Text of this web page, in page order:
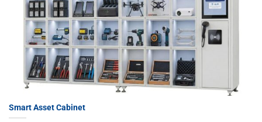
Smart Asset Cabinet